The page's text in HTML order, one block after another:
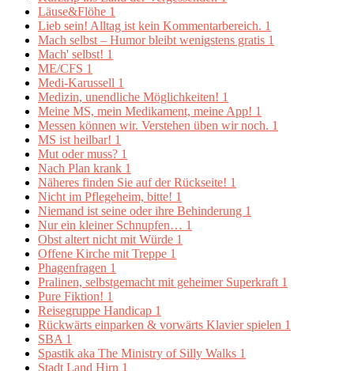
Läuse&Flöhe 1
Lieb sein! Alltag ist kein Kommentarbereich. 1
Mach selbst – Humor bleibt wenigstens gratis 1
Mach' selbst! 1
ME/CFS 1
Medi-Karussell 1
Medizin, unendliche Möglichkeiten! 1
Meine MS, mein Medikament, meine App! 1
Messen können wir. Verstehen üben wir noch. 1
MS ist heilbar! 1
Mut oder muss? 1
Nach Plan krank 1
Näheres finden Sie auf der Rückseite! 1
Nicht im Pflegeheim, bitte! 1
Niemand ist seine oder ihre Behinderung 1
Nur ein kleiner Schnupfen… 1
Obst altert nicht mit Würde 1
Offene Kirche mit Treppe 1
Phagenfragen 1
Pralinen, selbstgemacht mit geheimer Superkraft 1
Pure Fiktion! 1
Reisegruppe Handicap 1
Rückwärts einparken & vorwärts Klavier spielen 1
SBA 1
Spastik aka The Ministry of Silly Walks 1
Stadt Land Hirn 1